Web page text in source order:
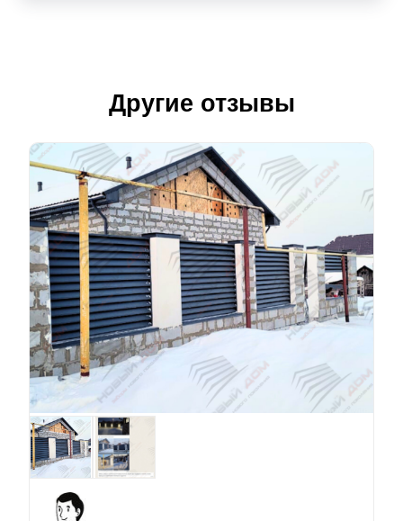
Другие отзывы